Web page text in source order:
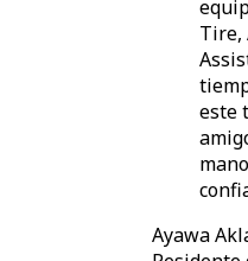
Tire,
este
Ayawa